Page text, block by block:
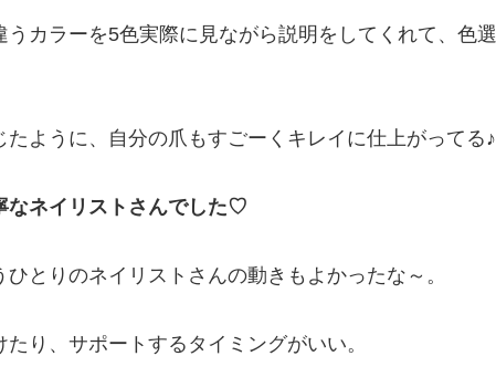
カラーを5色実際に見ながら説明をしてくれて、色選
ように、自分の爪もすごーくキレイに仕上がってる♪
なネイリストさんでした♡
とりのネイリストさんの動きもよかったな～。
り、サポートするタイミングがいい。